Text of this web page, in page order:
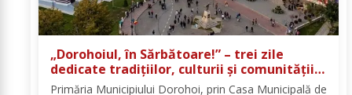
„Dorohoiul, în Sărbătoare!” – trei zile
dedicate tradițiilor, culturii și comunității
Trei tradiții. Un singur eveniment. O
Primăria Municipiului Dorohoi, prin Casa Municipală de